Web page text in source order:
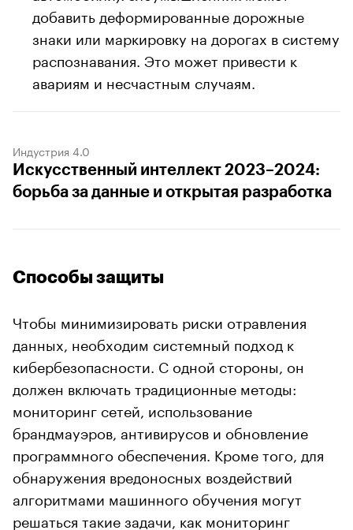
добавить деформированные дорожные
знаки или маркировку на дорогах в систему
распознавания. Это может привести к
авариям и несчастным случаям.
Индустрия 4.0
Искусственный интеллект 2023–2024:
борьба за данные и открытая разработка
Способы защиты
Чтобы минимизировать риски отравления
данных, необходим системный подход к
кибербезопасности. С одной стороны, он
должен включать традиционные методы:
мониторинг сетей, использование
брандмауэров, антивирусов и обновление
программного обеспечения. Кроме того, для
обнаружения вредоносных воздействий
алгоритмами машинного обучения могут
решаться такие задачи, как мониторинг